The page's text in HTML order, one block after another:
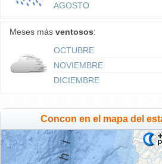
AGOSTO
Meses más ventosos:
OCTUBRE
NOVIEMBRE
DICIEMBRE
Concon en el mapa del